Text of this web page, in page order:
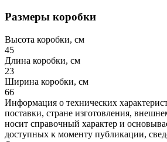
Размеры коробки
Высота коробки, см
45
Длина коробки, см
23
Ширина коробки, см
66
Информация о технических
поставки, стране изготовления,
носит справочный характер и
доступных к моменту публикации,